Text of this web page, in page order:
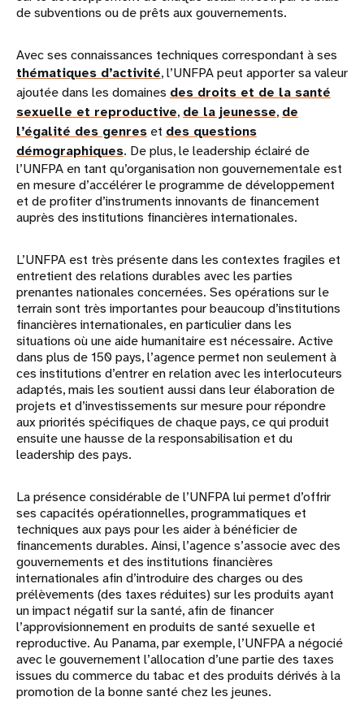
de subventions ou de prêts aux gouvernements.
Avec ses connaissances techniques correspondant à ses
thématiques d’activité, l’UNFPA peut apporter sa valeur
ajoutée dans les domaines des droits et de la santé
sexuelle et reproductive, de la jeunesse, de
l’égalité des genres et des questions
démographiques. De plus, le leadership éclairé de
l’UNFPA en tant qu’organisation non gouvernementale est
en mesure d’accélérer le programme de développement
et de profiter d’instruments innovants de financement
auprès des institutions financières internationales.
L’UNFPA est très présente dans les contextes fragiles et
entretient des relations durables avec les parties
prenantes nationales concernées. Ses opérations sur le
terrain sont très importantes pour beaucoup d’institutions
financières internationales, en particulier dans les
situations où une aide humanitaire est nécessaire. Active
dans plus de 150 pays, l’agence permet non seulement à
ces institutions d’entrer en relation avec les interlocuteurs
adaptés, mais les soutient aussi dans leur élaboration de
projets et d’investissements sur mesure pour répondre
aux priorités spécifiques de chaque pays, ce qui produit
ensuite une hausse de la responsabilisation et du
leadership des pays.
La présence considérable de l’UNFPA lui permet d’offrir
ses capacités opérationnelles, programmatiques et
techniques aux pays pour les aider à bénéficier de
financements durables. Ainsi, l’agence s’associe avec des
gouvernements et des institutions financières
internationales afin d’introduire des charges ou des
prélèvements (des taxes réduites) sur les produits ayant
un impact négatif sur la santé, afin de financer
l’approvisionnement en produits de santé sexuelle et
reproductive. Au Panama, par exemple, l’UNFPA a négocié
avec le gouvernement l’allocation d’une partie des taxes
issues du commerce du tabac et des produits dérivés à la
promotion de la bonne santé chez les jeunes.